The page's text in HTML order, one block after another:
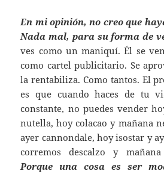
En mi opinión, no creo que
Nada mal, para su forma de
ves como un maniquí. Él se
como cartel publicitario. Se
la rentabiliza. Como tantos. El
es que cuando haces de tu
constante, no puedes vender
nutella, hoy colacao y mañana
ayer cannondale, hoy isostar y
corremos descalzo y
Porque una cosa es ser